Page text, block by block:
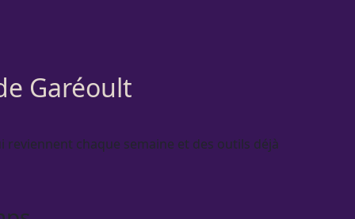
Garéoult
chaque semaine et des outils déjà